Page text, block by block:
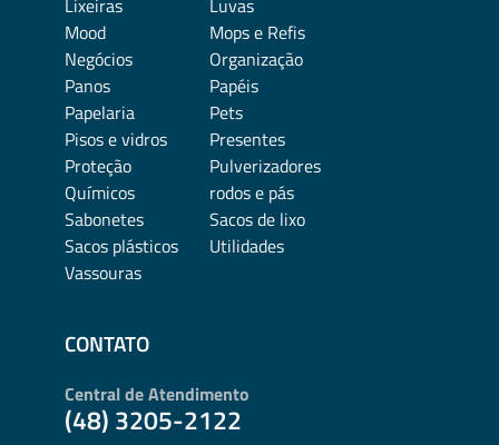
Lixeiras
Luvas
Mood
Mops e Refis
Negócios
Organização
Panos
Papéis
Papelaria
Pets
Pisos e vidros
Presentes
Proteção
Pulverizadores
Químicos
rodos e pás
Sabonetes
Sacos de lixo
Sacos plásticos
Utilidades
Vassouras
CONTATO
Central de Atendimento
(48) 3205-2122